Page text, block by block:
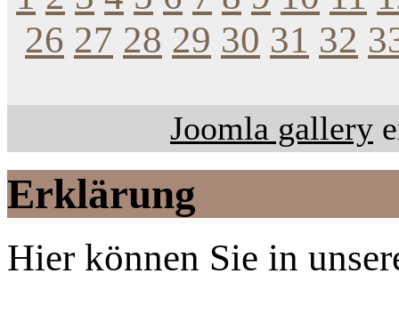
26 27 28 29 30 31 32
Joomla gallery
Erklärung
Hier können Sie in